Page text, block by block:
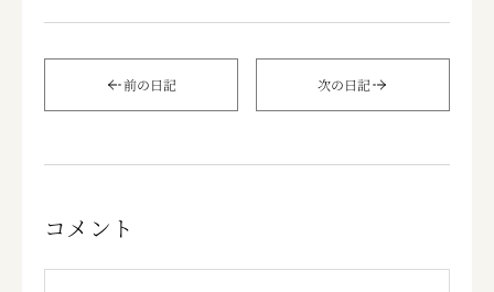
前の日記 次の日記
コメント